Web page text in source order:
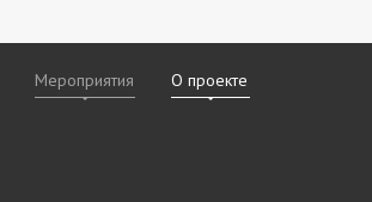
Мероприятия О проекте